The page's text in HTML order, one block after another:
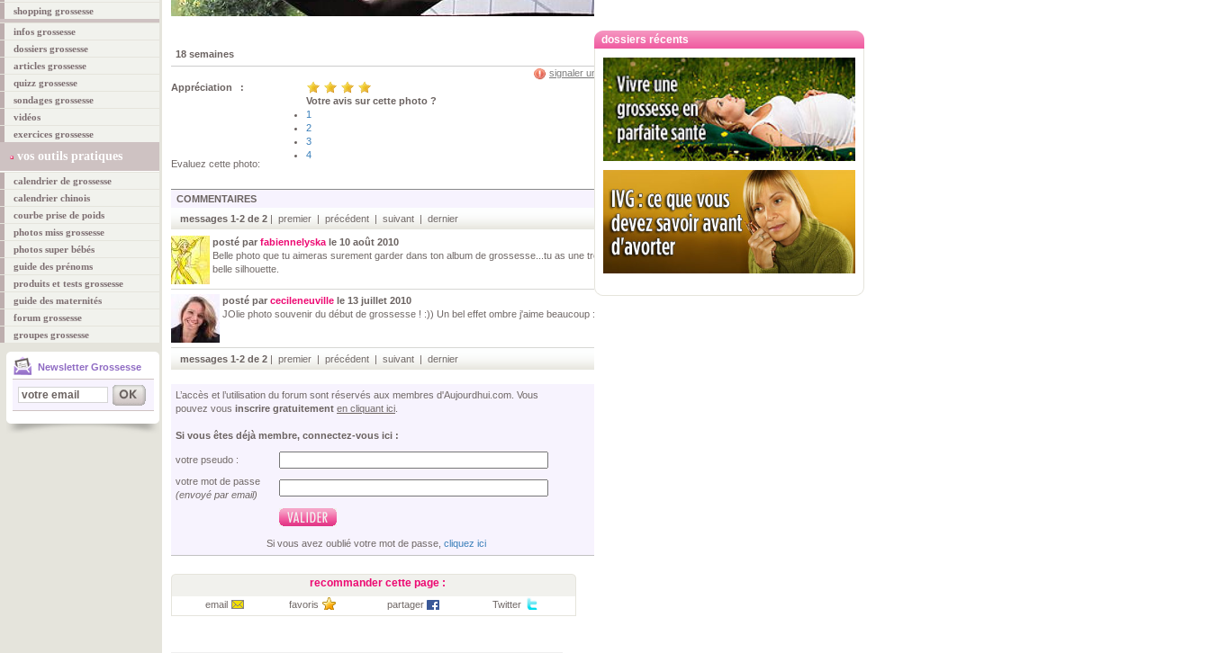
shopping grossesse
infos grossesse
dossiers grossesse
articles grossesse
quizz grossesse
sondages grossesse
vidéos
exercices grossesse
vos outils pratiques
calendrier de grossesse
calendrier chinois
courbe prise de poids
photos miss grossesse
photos super bébés
guide des prénoms
produits et tests grossesse
guide des maternités
forum grossesse
groupes grossesse
Newsletter Grossesse
18 semaines
signaler un abus
Appréciation :
Evaluez cette photo:
Votre avis sur cette photo ?
1
2
3
4
COMMENTAIRES
messages 1-2 de 2 | premier | précédent | suivant | dernier
posté par fabiennelyska le 10 août 2010
Belle photo que tu aimeras surement garder dans ton album de grossesse...tu as une très
belle silhouette.
posté par cecileneuville le 13 juillet 2010
JOlie photo souvenir du début de grossesse ! :)) Un bel effet ombre j'aime beaucoup :))
messages 1-2 de 2 | premier | précédent | suivant | dernier
L’accès et l’utilisation du forum sont réservés aux membres d'Aujourdhui.com. Vous
pouvez vous inscrire gratuitement en cliquant ici
Si vous êtes déjà membre, connectez-vous ici :
votre pseudo :
votre mot de passe
(envoyé par email)
Si vous avez oublié votre mot de passe, cliquez ici
recommander cette page :
email favoris partager Twitter
dossiers récents